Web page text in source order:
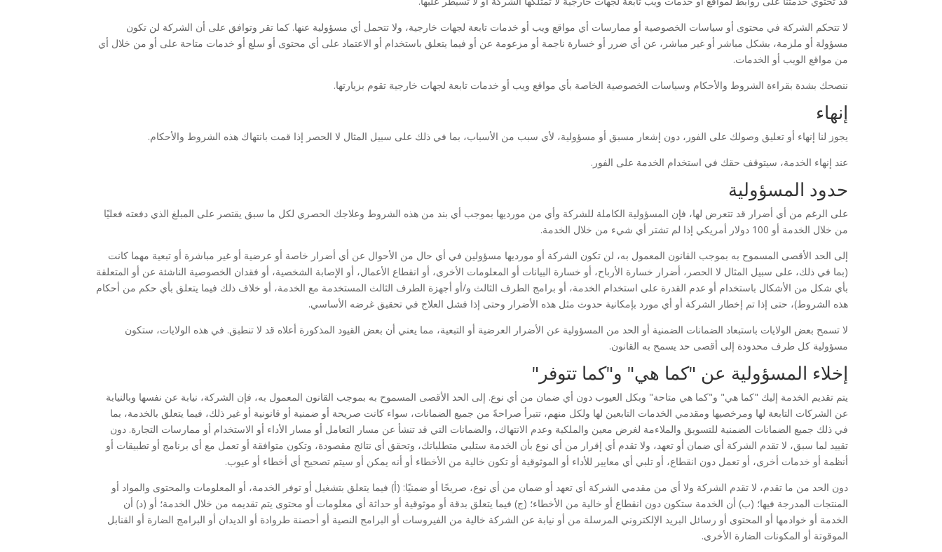
لا تتحكم الشركة في محتوى أو سياسات الخصوصية أو ممارسات أي مواقع ويب أو خدمات تابعة لجهات خارجية، ولا تتحمل أي مسؤولية عنها. كما تقر وتوافق على أن الشركة لن تكون
مسؤولة أو ملزمة، بشكل مباشر أو غير مباشر، عن أي ضرر أو خسارة ناجمة أو مزعومة عن أو فيما يتعلق باستخدام أو الاعتماد على أي محتوى أو سلع أو خدمات متاحة على أو من خلال أي
من مواقع الويب أو الخدمات.
ننصحك بشدة بقراءة الشروط والأحكام وسياسات الخصوصية الخاصة بأي مواقع ويب أو خدمات تابعة لجهات خارجية تقوم بزيارتها.
إنهاء
يجوز لنا إنهاء أو تعليق وصولك على الفور، دون إشعار مسبق أو مسؤولية، لأي سبب من الأسباب، بما في ذلك على سبيل المثال لا الحصر إذا قمت بانتهاك هذه الشروط والأحكام.
عند إنهاء الخدمة، سيتوقف حقك في استخدام الخدمة على الفور.
حدود المسؤولية
على الرغم من أي أضرار قد تتعرض لها، فإن المسؤولية الكاملة للشركة وأي من مورديها بموجب أي بند من هذه الشروط وعلاجك الحصري لكل ما سبق يقتصر على المبلغ الذي دفعته فعليًا
من خلال الخدمة أو 100 دولار أمريكي إذا لم تشتر أي شيء من خلال الخدمة.
إلى الحد الأقصى المسموح به بموجب القانون المعمول به، لن تكون الشركة أو مورديها مسؤولين في أي حال من الأحوال عن أي أضرار خاصة أو عرضية أو غير مباشرة أو تبعية مهما كانت
(بما في ذلك، على سبيل المثال لا الحصر، أضرار خسارة الأرباح، أو خسارة البيانات أو المعلومات الأخرى، أو انقطاع الأعمال، أو الإصابة الشخصية، أو فقدان الخصوصية الناشئة عن أو المتعلقة
بأي شكل من الأشكال باستخدام أو عدم القدرة على استخدام الخدمة، أو برامج الطرف الثالث و/أو أجهزة الطرف الثالث المستخدمة مع الخدمة، أو خلاف ذلك فيما يتعلق بأي حكم من أحكام
هذه الشروط)، حتى إذا تم إخطار الشركة أو أي مورد بإمكانية حدوث مثل هذه الأضرار وحتى إذا فشل العلاج في تحقيق غرضه الأساسي.
لا تسمح بعض الولايات باستبعاد الضمانات الضمنية أو الحد من المسؤولية عن الأضرار العرضية أو التبعية، مما يعني أن بعض القيود المذكورة أعلاه قد لا تنطبق. في هذه الولايات، ستكون
مسؤولية كل طرف محدودة إلى أقصى حد يسمح به القانون.
إخلاء المسؤولية عن "كما هي" و"كما تتوفر"
يتم تقديم الخدمة إليك "كما هي" و"كما هي متاحة" وبكل العيوب دون أي ضمان من أي نوع. إلى الحد الأقصى المسموح به بموجب القانون المعمول به، فإن الشركة، نيابة عن نفسها وبالنيابة
عن الشركات التابعة لها ومرخصيها ومقدمي الخدمات التابعين لها ولكل منهم، تتبرأ صراحةً من جميع الضمانات، سواء كانت صريحة أو ضمنية أو قانونية أو غير ذلك، فيما يتعلق بالخدمة، بما
في ذلك جميع الضمانات الضمنية للتسويق والملاءمة لغرض معين والملكية وعدم الانتهاك، والضمانات التي قد تنشأ عن مسار التعامل أو مسار الأداء أو الاستخدام أو ممارسات التجارة. دون
تقييد لما سبق، لا تقدم الشركة أي ضمان أو تعهد، ولا تقدم أي إقرار من أي نوع بأن الخدمة ستلبي متطلباتك، وتحقق أي نتائج مقصودة، وتكون متوافقة أو تعمل مع أي برنامج أو تطبيقات أو
أنظمة أو خدمات أخرى، أو تعمل دون انقطاع، أو تلبي أي معايير للأداء أو الموثوقية أو تكون خالية من الأخطاء أو أنه يمكن أو سيتم تصحيح أي أخطاء أو عيوب.
دون الحد من ما تقدم، لا تقدم الشركة ولا أي من مقدمي الشركة أي تعهد أو ضمان من أي نوع، صريحًا أو ضمنيًا: (أ) فيما يتعلق بتشغيل أو توفر الخدمة، أو المعلومات والمحتوى والمواد أو
المنتجات المدرجة فيها؛ (ب) أن الخدمة ستكون دون انقطاع أو خالية من الأخطاء؛ (ج) فيما يتعلق بدقة أو موثوقية أو حداثة أي معلومات أو محتوى يتم تقديمه من خلال الخدمة؛ أو (د) أن
الخدمة أو خوادمها أو المحتوى أو رسائل البريد الإلكتروني المرسلة من أو نيابة عن الشركة خالية من الفيروسات أو البرامج النصية أو أحصنة طروادة أو الديدان أو البرامج الضارة أو القنابل
الموقوتة أو المكونات الضارة الأخرى.